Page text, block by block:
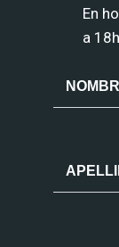
En
a 18h